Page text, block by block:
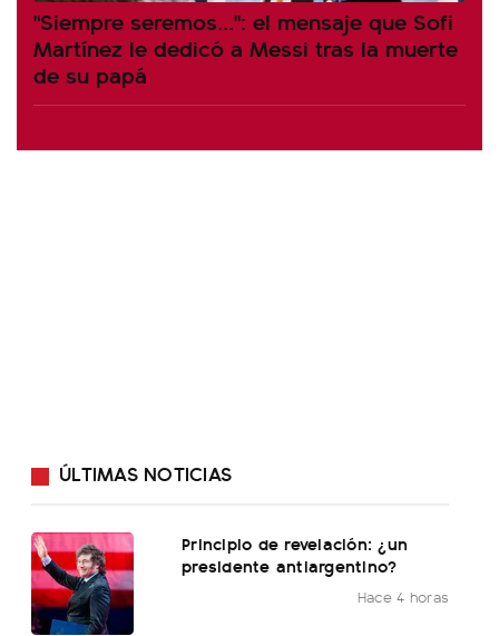
"Siempre seremos...": el mensaje que Sofi
Martínez le dedicó a Messi tras la muerte
de su papá
ÚLTIMAS NOTICIAS
Principio de revelación: ¿un
presidente antiargentino?
Hace 4 horas